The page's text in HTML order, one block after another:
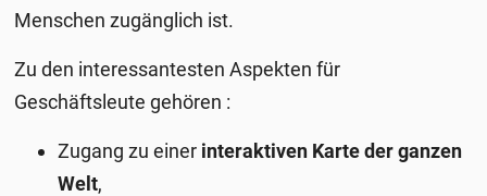
Menschen zugänglich ist.
Zu den interessantesten Aspekten für
Geschäftsleute gehören :
Zugang zu einer interaktiven Karte der ganzen
Welt,